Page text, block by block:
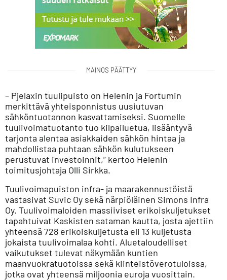
MAINOS PÄÄTTYY
– Pjelaxin tuulipuisto on Helenin ja Fortumin
merkittävä yhteisponnistus uusiutuvan
sähköntuotannon kasvattamiseksi. Suomelle
tuulivoimatuotanto tuo kilpailuetua, lisääntyvä
tarjonta alentaa asiakkaiden sähkön hintaa ja
mahdollistaa puhtaan sähkön kulutukseen
perustuvat investoinnit,” kertoo Helenin
toimitusjohtaja Olli Sirkka.
Tuulivoimapuiston infra- ja maarakennustöistä
vastasivat Suvic Oy sekä närpiöläinen Simons Infra
Oy. Tuulivoimaloiden massiiviset erikoiskuljetukset
tapahtuivat Kaskisten sataman kautta, josta ajettiin
yhteensä 728 erikoiskuljetusta eli 13 kuljetusta
jokaista tuulivoimalaa kohti. Aluetaloudelliset
vaikutukset tulevat näkymään kuntien
maanvuokratuotoissa sekä kiinteistöverotuloissa,
jotka ovat yhteensä miljoonia euroja vuosittain.